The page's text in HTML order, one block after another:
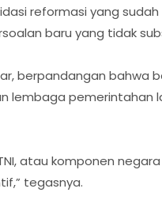
reformasi yang sudah
baru yang tidak
berpandangan bahwa
lembaga
atau komponen
tegasnya.